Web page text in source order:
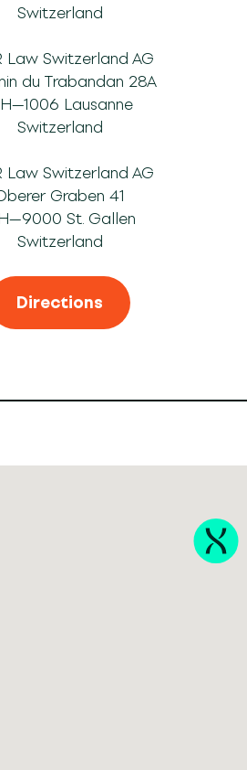
Switzerland
Law Switzerland AG
du Trabandan 28A
Lausanne
Switzerland
Law Switzerland AG
Graben 41
St. Gallen
Switzerland
Directions